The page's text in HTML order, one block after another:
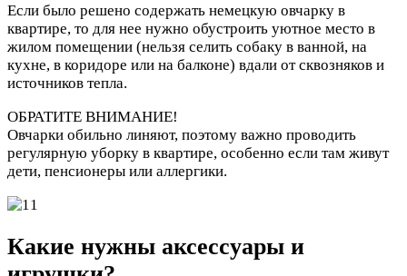
Если было решено содержать немецкую овчарку в
квартире, то для нее нужно обустроить уютное место в
жилом помещении (нельзя селить собаку в ванной, на
кухне, в коридоре или на балконе) вдали от сквозняков и
источников тепла.
ОБРАТИТЕ ВНИМАНИЕ!
Овчарки обильно линяют, поэтому важно проводить
регулярную уборку в квартире, особенно если там живут
дети, пенсионеры или аллергики.
Какие нужны аксессуары и